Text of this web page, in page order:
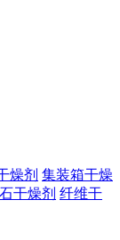
燥剂 集装箱干燥
干燥剂 纤维干